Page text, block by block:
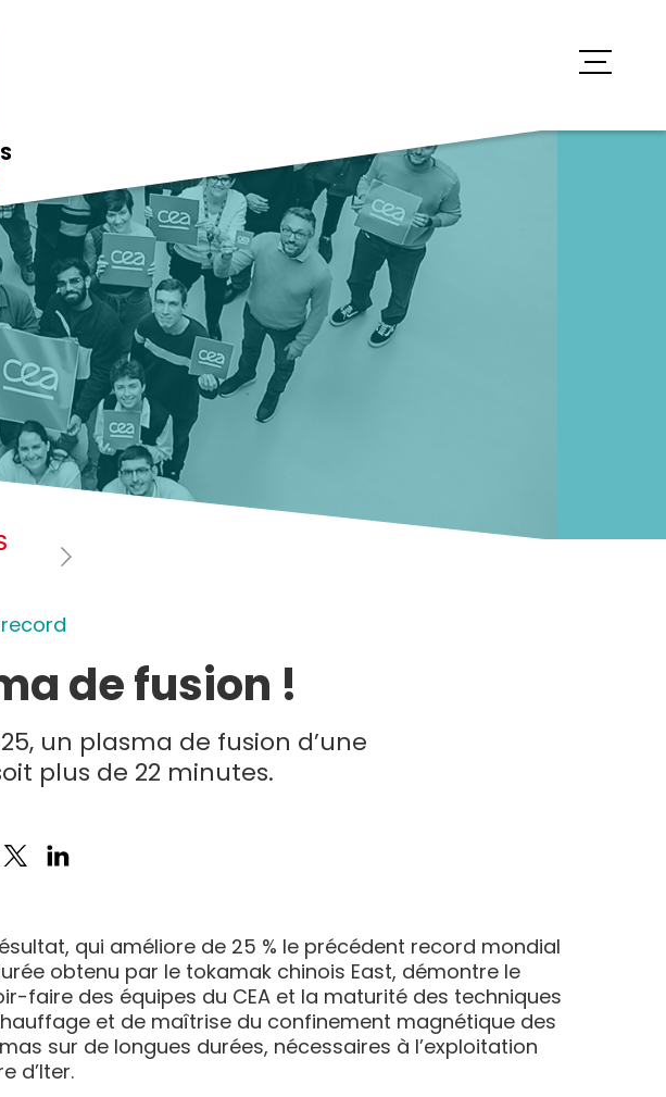
de fusion !
un plasma de fusion d’une
plus de 22 minutes.
qui améliore de 25 % le précédent record mondial
obtenu par le tokamak chinois East, démontre le
faire des équipes du CEA et la maturité des techniques
et de maîtrise du confinement magnétique des
sur de longues durées, nécessaires à l’exploitation
d’Iter.